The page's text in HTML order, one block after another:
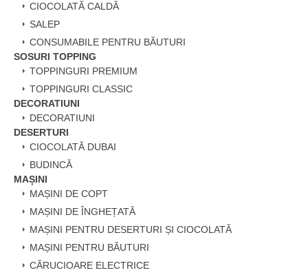
CIOCOLATĂ CALDĂ
SALEP
CONSUMABILE PENTRU BĂUTURI
SOSURI TOPPING
TOPPINGURI PREMIUM
TOPPINGURI CLASSIC
DECORATIUNI
DECORATIUNI
DESERTURI
CIOCOLATĂ DUBAI
BUDINCĂ
MAȘINI
MAȘINI DE COPT
MAȘINI DE ÎNGHEȚATĂ
MAȘINI PENTRU DESERTURI ȘI CIOCOLATĂ
MAȘINI PENTRU BĂUTURI
CĂRUCIOARE ELECTRICE